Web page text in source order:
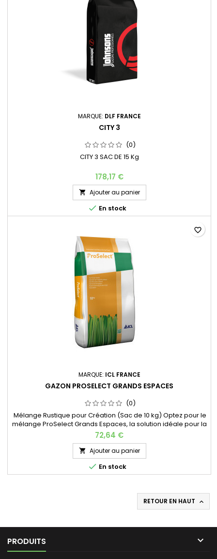
MARQUE: DLF FRANCE
CITY 3
(0)
CITY 3 SAC DE 15 Kg
178,17 €
 Ajouter au panier
 En stock
MARQUE: ICL FRANCE
GAZON PROSELECT GRANDS ESPACES
(0)
Mélange Rustique pour Création (Sac de 10 kg) Optez pour le
mélange ProSelect Grands Espaces, la solution idéale pour la
création de gazons d'agrément et de fairways au meilleur
prix. Ce gazon rustique se distingue par sa rapidité
d'installation et sa grande facilité d'entretien, garantissant un
résultat de qualité professionnelle sur de larges surfaces.
72,64 €
 Ajouter au panier
 En stock
favorite_border
RETOUR EN HAUT 
PRODUITS 